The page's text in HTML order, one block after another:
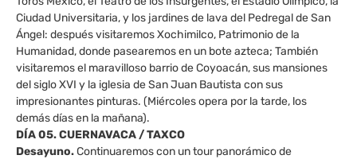
Ciudad Universitaria, y los jardines de lava del Pedregal de San
Ángel: después visitaremos Xochimilco, Patrimonio de la
Humanidad, donde pasearemos en un bote azteca; También
visitaremos el maravilloso barrio de Coyoacán, sus mansiones
del siglo XVI y la iglesia de San Juan Bautista con sus
impresionantes pinturas. (Miércoles opera por la tarde, los
demás días en la mañana).
DÍA 05. CUERNAVACA / TAXCO
Desayuno.Continuaremos con un tour panorámico de